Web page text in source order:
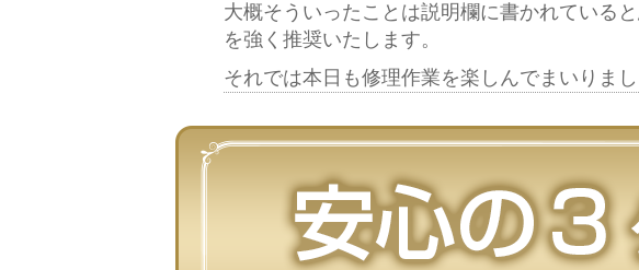
大概そういったことは説明欄に書かれている
を強く推奨いたします。
それでは本日も修理作業を楽しんでまいりま